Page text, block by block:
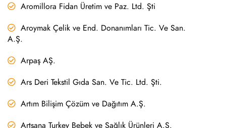
Aromillora Fidan Üretim ve Paz. Ltd. Şti
Aroymak Çelik ve End. Donanımları Tic. Ve San.
A.Ş.
Arpaş AŞ.
Ars Deri Tekstil Gıda San. Ve Tic. Ltd. Şti.
Artım Bilişim Çözüm ve Dağıtım A.Ş.
Artsana Turkey Bebek ve Sağlık Ürünleri A.Ş.